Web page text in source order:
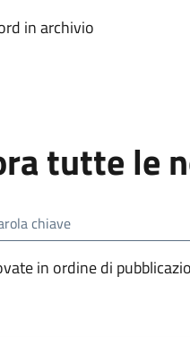
in archivio
tutte le
in ordine di